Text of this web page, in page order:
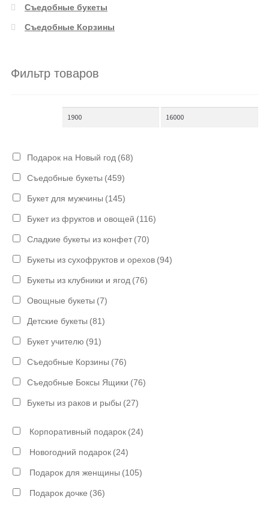
Съедобные букеты
Съедобные Корзины
Фильтр товаров
Подарок на Новый год (68)
Съедобные букеты (459)
Букет для мужчины (145)
Букет из фруктов и овощей (116)
Сладкие букеты из конфет (70)
Букеты из сухофруктов и орехов (94)
Букеты из клубники и ягод (76)
Овощные букеты (7)
Детские букеты (81)
Букет учителю (91)
Съедобные Корзины (76)
Съедобные Боксы Ящики (76)
Букеты из раков и рыбы (27)
Корпоративный подарок (24)
Новогодний подарок (24)
Подарок для женщины (105)
Подарок дочке (36)